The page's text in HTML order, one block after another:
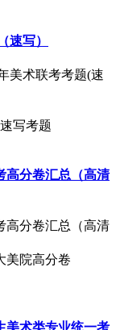
速写）
美术联考考题(速
写考题
高分卷汇总（高清
高分卷汇总（高清
美术类专业统一考